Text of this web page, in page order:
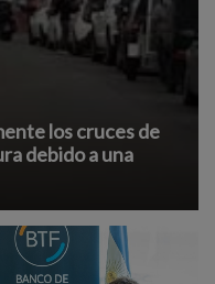
los cruces de
debido a una
y afecta la